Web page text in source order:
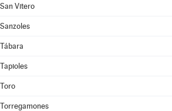
San Vitero
Sanzoles
Tábara
Tapioles
Toro
Torregamones